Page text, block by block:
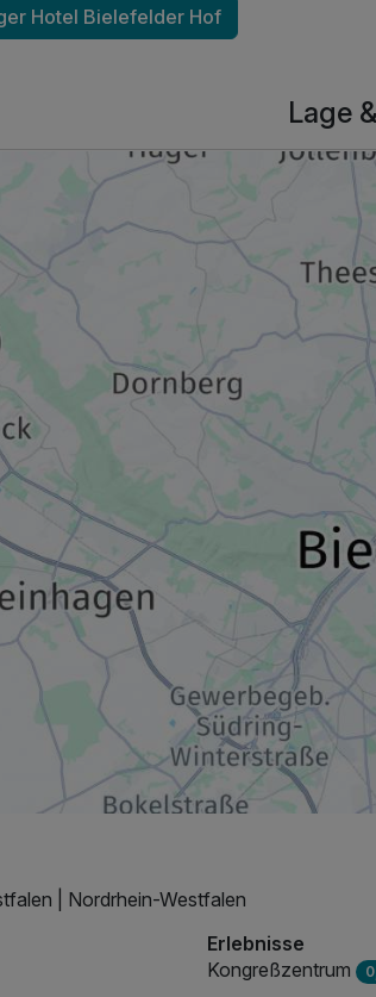
Hotel Bielefelder Hof
Lage
| Nordrhein-Westfalen
Erlebnisse
Kongreßzentrum